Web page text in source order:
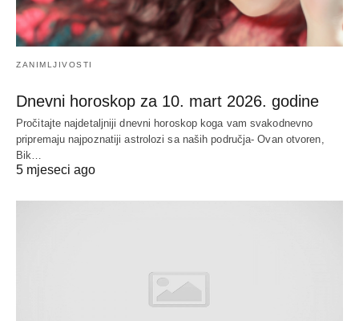
ZANIMLJIVOSTI
Dnevni horoskop za 10. mart 2026. godine
Pročitajte najdetaljniji dnevni horoskop koga vam svakodnevno
pripremaju najpoznatiji astrolozi sa naših područja- Ovan otvoren,
Bik…
5 mjeseci ago